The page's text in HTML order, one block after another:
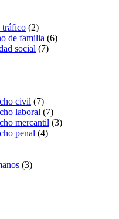
tráfico (2)
de familia (6)
social (7)
civil (7)
laboral (7)
mercantil (3)
penal (4)
(3)